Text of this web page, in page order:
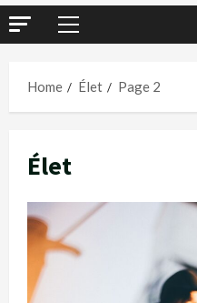
Home Élet Page 2
Élet